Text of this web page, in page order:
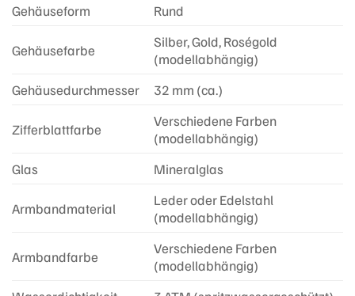
Gehäuseform
Rund
Gehäusefarbe
Silber, Gold, Roségold
(modellabhängig)
Gehäusedurchmesser
32 mm (ca.)
Zifferblattfarbe
Verschiedene Farben
(modellabhängig)
Glas
Mineralglas
Armbandmaterial
Leder oder Edelstahl
(modellabhängig)
Armbandfarbe
Verschiedene Farben
(modellabhängig)